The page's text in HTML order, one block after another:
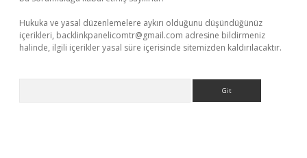
Hukuka ve yasal düzenlemelere aykırı olduğunu düşündüğünüz
içerikleri, backlinkpanelicomtr@gmail.com adresine bildirmeniz
halinde, ilgili içerikler yasal süre içerisinde sitemizden kaldırılacaktır.